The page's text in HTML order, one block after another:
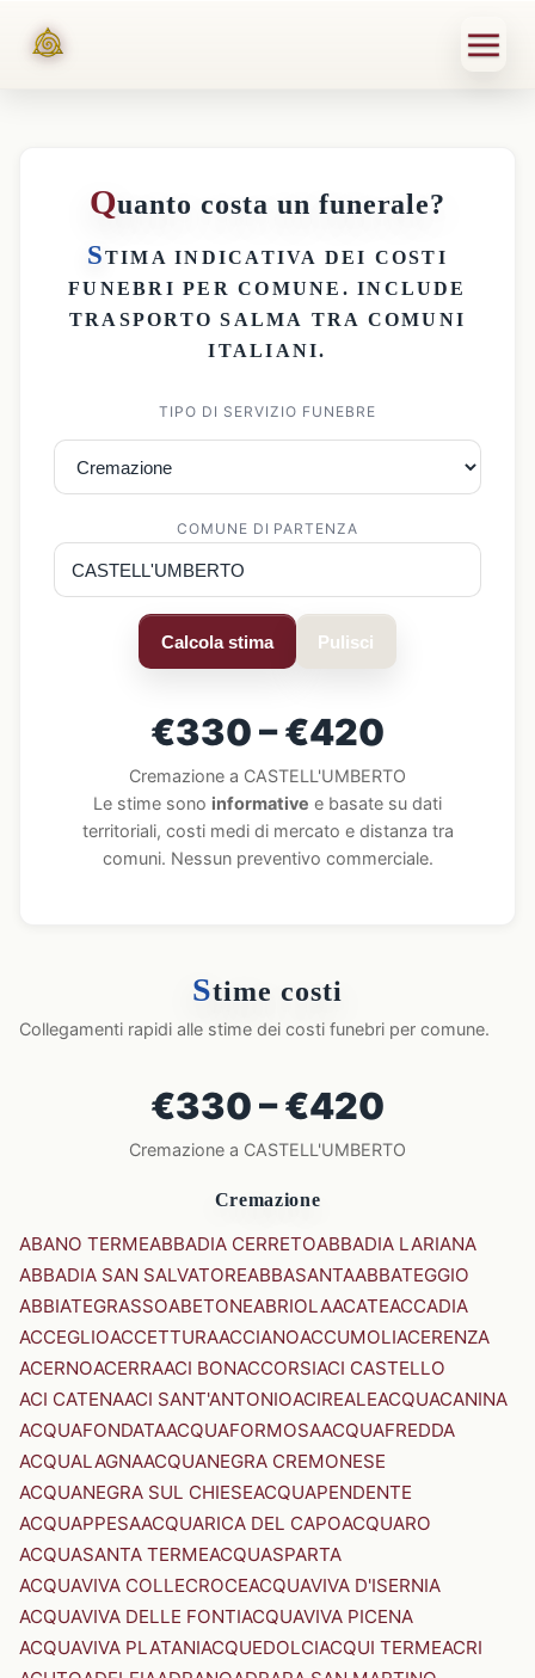
Quanto costa un funerale?
STIMA INDICATIVA DEI COSTI
FUNEBRI PER COMUNE . INCLUDE
TRASPORTO SALMA TRA COMUNI
ITALIANI.
TIPO DI SERVIZIO FUNEBRE
COMUNE DI PARTENZA
Calcola stima Pulisci
€330 – €420
Cremazione a CASTELL'UMBERTO
Le stime sono informative e basate su dati
territoriali, costi medi di mercato e distanza tra
comuni. Nessun preventivo commerciale.
Stime costi
Collegamenti rapidi alle stime dei costi funebri per comune.
€330 – €420
Cremazione a CASTELL'UMBERTO
Cremazione
ABANO TERMEABBADIA CERRETOABBADIA LARIANA
ABBADIA SAN SALVATOREABBASANTAABBATEGGIO
ABBIATEGRASSOABETONEABRIOLAACATEACCADIA
ACCEGLIOACCETTURAACCIANOACCUMOLIACERENZA
ACERNOACERRAACI BONACCORSIACI CASTELLO
ACI CATENAACI SANT'ANTONIOACIREALEACQUACANINA
ACQUAFONDATAACQUAFORMOSAACQUAFREDDA
ACQUALAGNAACQUANEGRA CREMONESE
ACQUANEGRA SUL CHIESEACQUAPENDENTE
ACQUAPPESAACQUARICA DEL CAPOACQUARO
ACQUASANTA TERMEACQUASPARTA
ACQUAVIVA COLLECROCEACQUAVIVA D'ISERNIA
ACQUAVIVA DELLE FONTIACQUAVIVA PICENA
ACQUAVIVA PLATANIACQUEDOLCIACQUI TERMEACRI